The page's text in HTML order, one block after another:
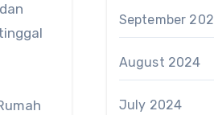
September
August 2024
July 2024